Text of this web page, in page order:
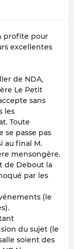
profite pour
excellentes
de NDA,
Le Petit
sans
les
Toute
passe pas
au final M.
mensongère.
de Debout la
par les
(le
du sujet (le
soient des